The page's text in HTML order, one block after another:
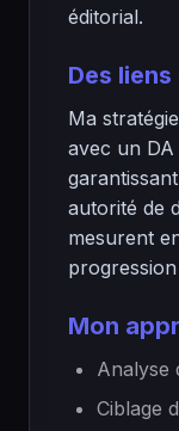
éditorial.
Des
Ma
avec un
autorité de
mesurent
Mon
Analyse
Ciblage